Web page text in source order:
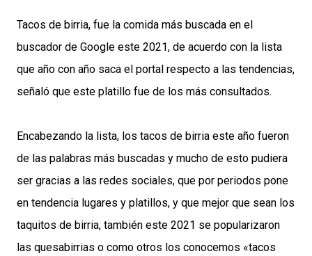
Tacos de birria, fue la comida más buscada en el
buscador de Google este 2021, de acuerdo con la lista
que año con año saca el portal respecto a las tendencias,
señaló que este platillo fue de los más consultados.
Encabezando la lista, los tacos de birria este año fueron
de las palabras más buscadas y mucho de esto pudiera
ser gracias a las redes sociales, que por periodos pone
en tendencia lugares y platillos, y que mejor que sean los
taquitos de birria, también este 2021 se popularizaron
las quesabirrias o como otros los conocemos «tacos